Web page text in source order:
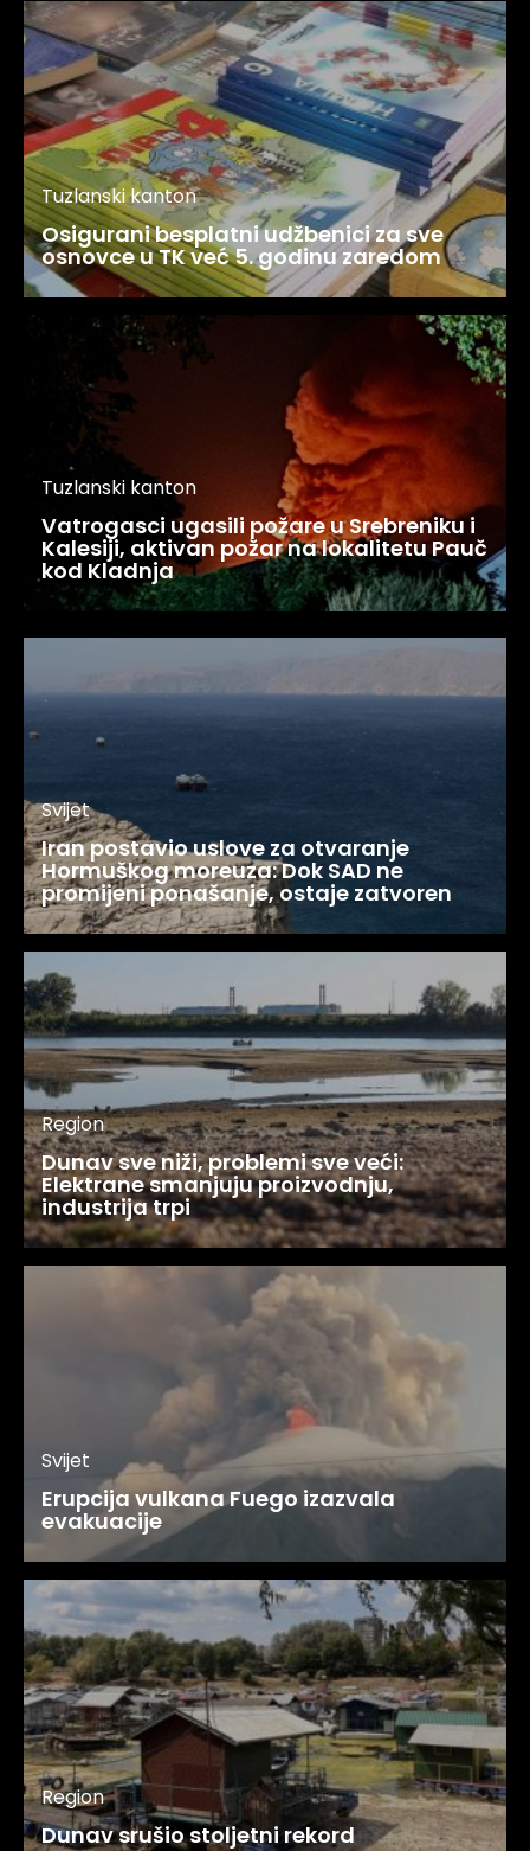
Tuzlanski kanton
Osigurani besplatni udžbenici za sve
osnovce u TK već 5. godinu zaredom
Tuzlanski kanton
Vatrogasci ugasili požare u Srebreniku i
Kalesiji, aktivan požar na lokalitetu Pauč
kod Kladnja
Svijet
Iran postavio uslove za otvaranje
Hormuškog moreuza: Dok SAD ne
promijeni ponašanje, ostaje zatvoren
Region
Dunav sve niži, problemi sve veći:
Elektrane smanjuju proizvodnju,
industrija trpi
Svijet
Erupcija vulkana Fuego izazvala
evakuacije
Region
Dunav srušio stoljetni rekord